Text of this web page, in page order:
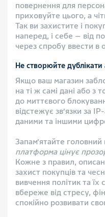
повернення для
приховуйте цього, а
Так ви захистите і
наперед, і себе — від
через спробу ввести в
Не створюйте дублікати
Якщо ваш магазин
на ті ж самі дані або з
до миттєвого
відстежує зв’язки за
даними та іншими
Запам’ятайте
платформа цінує
Кожне з правил,
захист покупців та
вивчення політик та
вбереже від стресу,
спокійно розвивати